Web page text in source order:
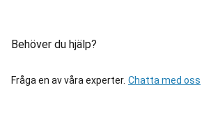
Behöver du hjälp?
Fråga en av våra experter. Chatta med oss